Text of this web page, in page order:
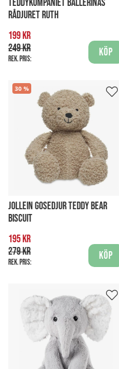
TEDDYKOMPANIET BALLERINAS
RÅDJURET RUTH
199 kr
249 kr
Rek. pris:
Köp
30
JOLLEIN GOSEDJUR TEDDY BEAR
BISCUIT
195 kr
279 kr
Rek. pris:
Köp